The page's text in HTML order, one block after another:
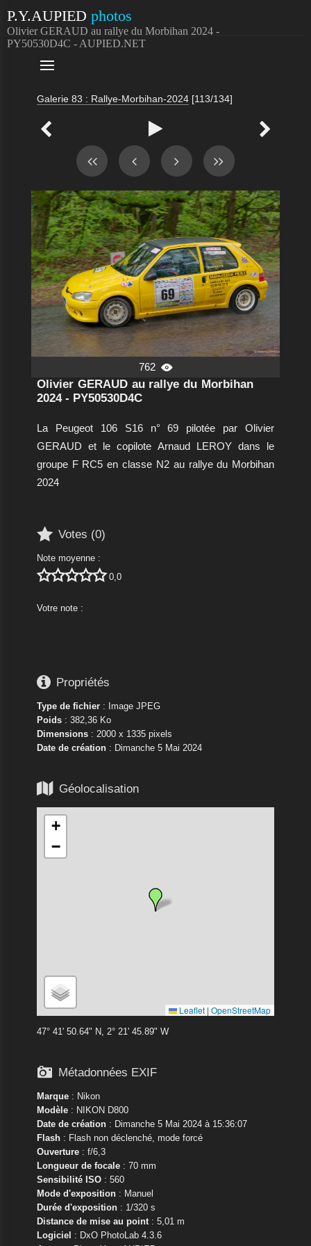
P.Y.AUPIED photos
Olivier GERAUD au rallye du Morbihan 2024 -
PY50530D4C - AUPIED.NET

Galerie 83 : Rallye-Morbihan-2024 [113/134]
  
762 
Olivier GERAUD au rallye du Morbihan
2024 - PY50530D4C
La Peugeot 106 S16 n° 69 pilotée par Olivier
GERAUD et le copilote Arnaud LEROY dans le
groupe F RC5 en classe N2 au rallye du Morbihan
2024
 Votes (0)
Note moyenne :
 0,0
Votre note :
 Propriétés
Type de fichier: Image JPEG
Poids: 382,36 Ko
Dimensions: 2000 x 1335 pixels
Date de création: Dimanche 5 Mai 2024
 Géolocalisation
+
−
Leaflet | OpenStreetMap
47° 41' 50.64" N, 2° 21' 45.89" W
 Métadonnées EXIF
Marque: Nikon
Modèle: NIKON D800
Date de création: Dimanche 5 Mai 2024 à 15:36:07
Flash: Flash non déclenché, mode forcé
Ouverture: f/6,3
Longueur de focale: 70 mm
Sensibilité ISO: 560
Mode d'exposition: Manuel
Durée d'exposition: 1/320 s
Distance de mise au point: 5,01 m
Logiciel : DxO PhotoLab 4.3.6